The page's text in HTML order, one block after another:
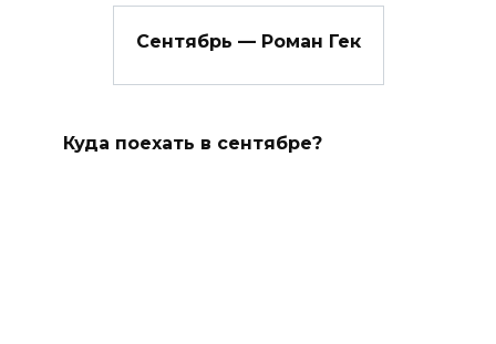
Сентябрь — Роман Гек
Куда поехать в сентябре?